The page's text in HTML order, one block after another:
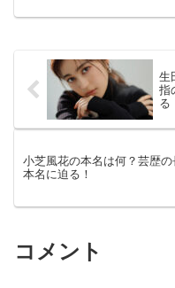
生
指
る
小芝風花の本名は何？芸歴
本名に迫る！
コメント